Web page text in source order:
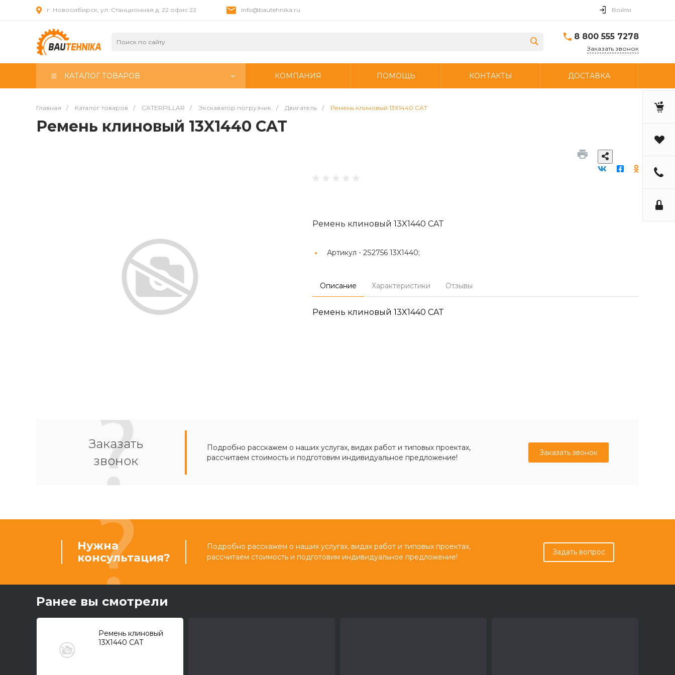
г. Новосибирск, ул. Станционная д. 22 офис 22 info@bautehnika.ru Войти
8 800 555 7278
Заказать звонок
КАТАЛОГ ТОВАРОВ КОМПАНИЯ ПОМОЩЬ КОНТАКТЫ ДОСТАВКА
Главная / Каталог товаров / CATERPILLAR / Экскаватор погрузчик / Двигатель / Ремень клиновый 13X1440 CAT
Ремень клиновый 13X1440 CAT
Ремень клиновый 13X1440 CAT
Артикул - 2S2756 13X1440;
Описание Характеристики Отзывы
Ремень клиновый 13X1440 CAT
Заказать
звонок
Подробно расскажем о наших услугах, видах работ и типовых проектах,
рассчитаем стоимость и подготовим индивидуальное предложение!
Заказать звонок
Нужна
консультация?
Подробно расскажем о наших услугах, видах работ и типовых проектах,
рассчитаем стоимость и подготовим индивидуальное предложение!
Задать вопрос
Ранее вы смотрели
Ремень клиновый
13X1440 CAT